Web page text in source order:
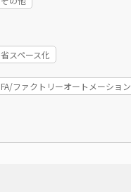
省スペース化
FA/ファクトリーオートメーション